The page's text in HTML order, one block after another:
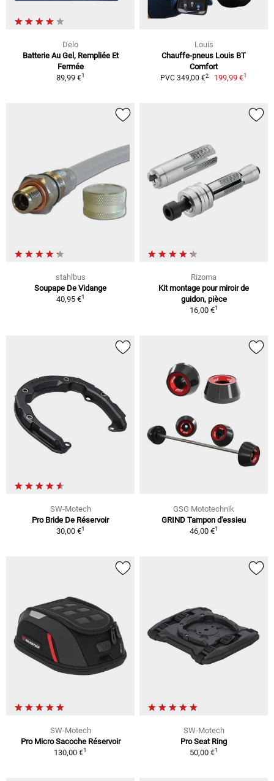
Delo
Batterie Au Gel, Rempliée Et
Fermée
89,99 €1
Louis
Chauffe-pneus Louis BT
Comfort
PVC 349,00 €2 199,99 €1
stahlbus
Soupape De Vidange
40,95 €1
Rizoma
Kit montage pour miroir de
guidon, pièce
16,00 €1
SW-Motech
Pro Bride De Réservoir
30,00 €1
GSG Mototechnik
GRIND Tampon d'essieu
46,00 €1
SW-Motech
Pro Micro Sacoche Réservoir
130,00 €1
SW-Motech
Pro Seat Ring
50,00 €1